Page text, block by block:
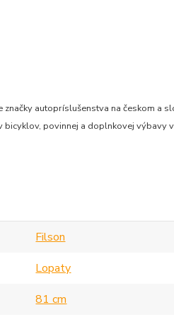
značky autopríslušenstva na českom
povinnej a doplnkovej výbavy
Filson
Lopaty
81 cm